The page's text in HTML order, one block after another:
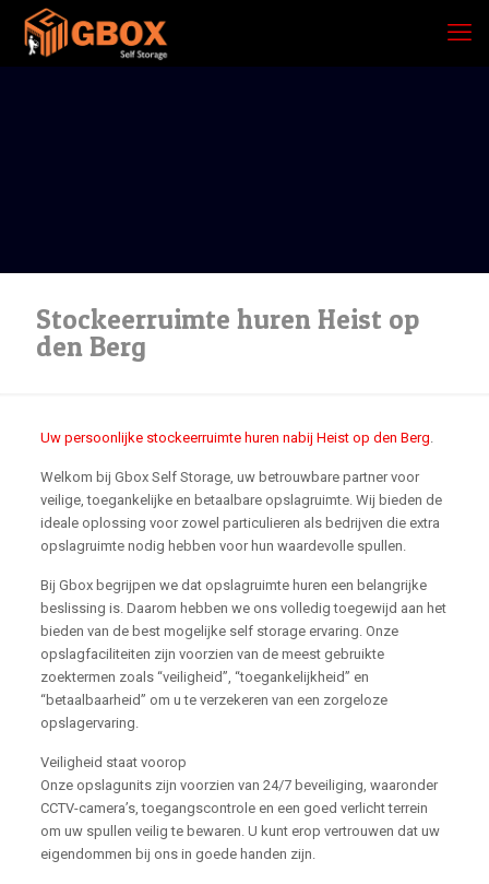
Stockeerruimte huren Heist op
den Berg
Uw persoonlijke stockeerruimte huren nabij Heist op den Berg.
Welkom bij Gbox Self Storage, uw betrouwbare partner voor
veilige, toegankelijke en betaalbare opslagruimte. Wij bieden de
ideale oplossing voor zowel particulieren als bedrijven die extra
opslagruimte nodig hebben voor hun waardevolle spullen.
Bij Gbox begrijpen we dat opslagruimte huren een belangrijke
beslissing is. Daarom hebben we ons volledig toegewijd aan het
bieden van de best mogelijke self storage ervaring. Onze
opslagfaciliteiten zijn voorzien van de meest gebruikte
zoektermen zoals “veiligheid”, “toegankelijkheid” en
“betaalbaarheid” om u te verzekeren van een zorgeloze
opslagervaring.
Veiligheid staat voorop
Onze opslagunits zijn voorzien van 24/7 beveiliging, waaronder
CCTV-camera’s, toegangscontrole en een goed verlicht terrein
om uw spullen veilig te bewaren. U kunt erop vertrouwen dat uw
eigendommen bij ons in goede handen zijn.